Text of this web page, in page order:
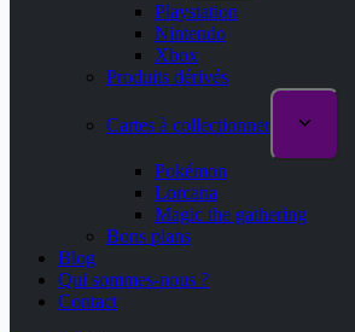
Playstation
Nintendo
Xbox
Produits dérivés
Cartes à collectionner
Pokémon
Lorcana
Magic the gathering
Bons plans
Blog
Qui sommes-nous ?
Contact